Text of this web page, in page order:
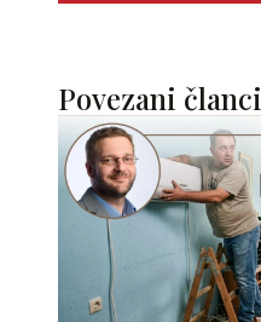
Povezani članci